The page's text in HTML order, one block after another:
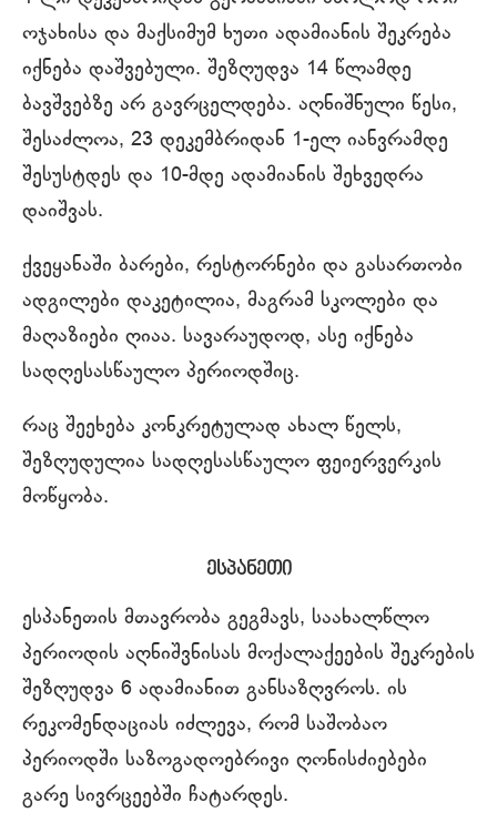
ოჯახისა და მაქსიმუმ ხუთი ადამიანის შეკრება
იქნება დაშვებული. შეზღუდვა 14 წლამდე
ბავშვებზე არ გავრცელდება. აღნიშნული წესი,
შესაძლოა, 23 დეკემბრიდან 1-ელ იანვრამდე
შესუსტდეს და 10-მდე ადამიანის შეხვედრა
დაიშვას.
ქვეყანაში ბარები, რესტორნები და გასართობი
ადგილები დაკეტილია, მაგრამ სკოლები და
მაღაზიები ღიაა. სავარაუდოდ, ასე იქნება
სადღესასწაულო პერიოდშიც.
რაც შეეხება კონკრეტულად ახალ წელს,
შეზღუდულია სადღესასწაულო ფეიერვერკის
მოწყობა.
ესპანეთი
ესპანეთის მთავრობა გეგმავს, საახალწლო
პერიოდის აღნიშვნისას მოქალაქეების შეკრების
შეზღუდვა 6 ადამიანით განსაზღვროს. ის
რეკომენდაციას იძლევა, რომ საშობაო
პერიოდში საზოგადოებრივი ღონისძიებები
გარე სივრცეებში ჩატარდეს.